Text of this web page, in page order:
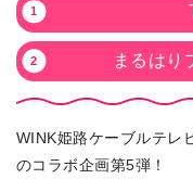
まるはり
WINK姫路ケーブルテレ
のコラボ企画第5弾！